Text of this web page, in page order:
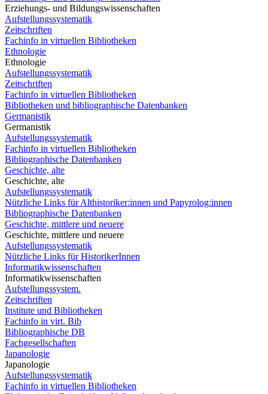
Erziehungs- und Bildungswissenschaften
Aufstellungssystematik
Zeitschriften
Fachinfo in virtuellen Bibliotheken
Ethnologie
Ethnologie
Aufstellungssystematik
Zeitschriften
Fachinfo in virtuellen Bibliotheken
Bibliotheken und bibliographische Datenbanken
Germanistik
Germanistik
Aufstellungssystematik
Fachinfo in virtuellen Bibliotheken
Bibliographische Datenbanken
Geschichte, alte
Geschichte, alte
Aufstellungssystematik
Nützliche Links für Althistoriker:innen und Papyrolog:innen
Bibliographische Datenbanken
Geschichte, mittlere und neuere
Geschichte, mittlere und neuere
Aufstellungssystematik
Nützliche Links für HistorikerInnen
Informatikwissenschaften
Informatikwissenschaften
Aufstellungssystem.
Zeitschriften
Institute und Bibliotheken
Fachinfo in virt. Bib
Bibliographische DB
Fachgesellschaften
Japanologie
Japanologie
Aufstellungssystematik
Fachinfo in virtuellen Bibliotheken